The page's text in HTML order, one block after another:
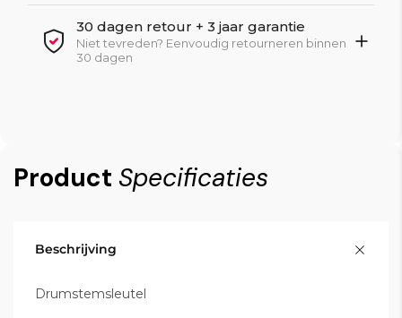
30 dagen retour + 3 jaar garantie
Niet tevreden? Eenvoudig retourneren binnen
30 dagen
Product Specificaties
Beschrijving
Drumstemsleutel